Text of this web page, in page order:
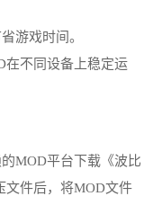
游戏时间。
在不同设备上稳定运
MOD平台下载《波比
文件后，将MOD文件